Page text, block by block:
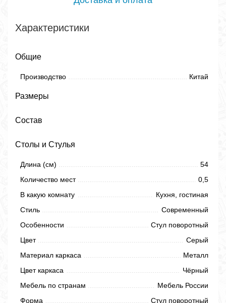
Характеристики
Общие
Производство Китай
Размеры
Состав
Столы и Стулья
Длина (см)
54
Количество мест
0,5
В какую комнату
Кухня, гостиная
Стиль
Современный
Особенности
Стул поворотный
Цвет
Серый
Материал каркаса
Металл
Цвет каркаса
Чёрный
Мебель по странам
Мебель России
Форма
Стул поворотный